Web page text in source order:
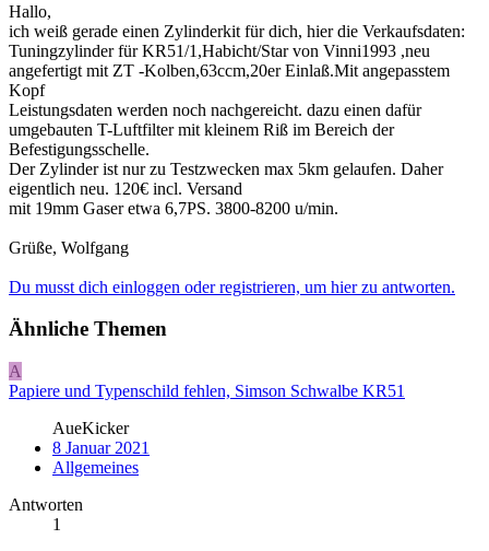
Hallo,
ich weiß gerade einen Zylinderkit für dich, hier die Verkaufsdaten:
Tuningzylinder für KR51/1,Habicht/Star von Vinni1993 ,neu
angefertigt mit ZT -Kolben,63ccm,20er Einlaß.Mit angepasstem
Kopf
Leistungsdaten werden noch nachgereicht. dazu einen dafür
umgebauten T-Luftfilter mit kleinem Riß im Bereich der
Befestigungsschelle.
Der Zylinder ist nur zu Testzwecken max 5km gelaufen. Daher
eigentlich neu. 120€ incl. Versand
mit 19mm Gaser etwa 6,7PS. 3800-8200 u/min.
Grüße, Wolfgang
Du musst dich einloggen oder registrieren, um hier zu antworten.
Ähnliche Themen
A
Papiere und Typenschild fehlen, Simson Schwalbe KR51
AueKicker
8 Januar 2021
Allgemeines
Antworten
1